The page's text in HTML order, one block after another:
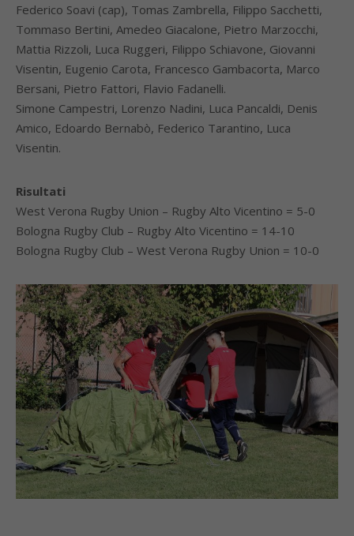
Federico Soavi (cap), Tomas Zambrella, Filippo Sacchetti,
Tommaso Bertini, Amedeo Giacalone, Pietro Marzocchi,
Mattia Rizzoli, Luca Ruggeri, Filippo Schiavone, Giovanni
Visentin, Eugenio Carota, Francesco Gambacorta, Marco
Bersani, Pietro Fattori, Flavio Fadanelli.
Simone Campestri, Lorenzo Nadini, Luca Pancaldi, Denis
Amico, Edoardo Bernabò, Federico Tarantino, Luca
Visentin.
Risultati
West Verona Rugby Union – Rugby Alto Vicentino = 5-0
Bologna Rugby Club – Rugby Alto Vicentino = 14-10
Bologna Rugby Club – West Verona Rugby Union = 10-0